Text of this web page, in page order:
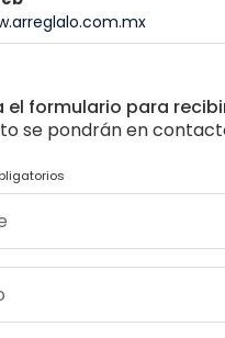
el formulario para
se pondrán en